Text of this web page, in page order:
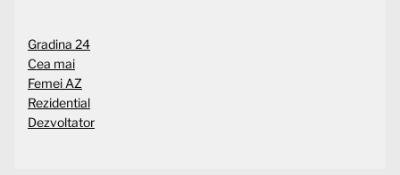
Gradina 24
Cea mai
Femei AZ
Rezidential
Dezvoltator